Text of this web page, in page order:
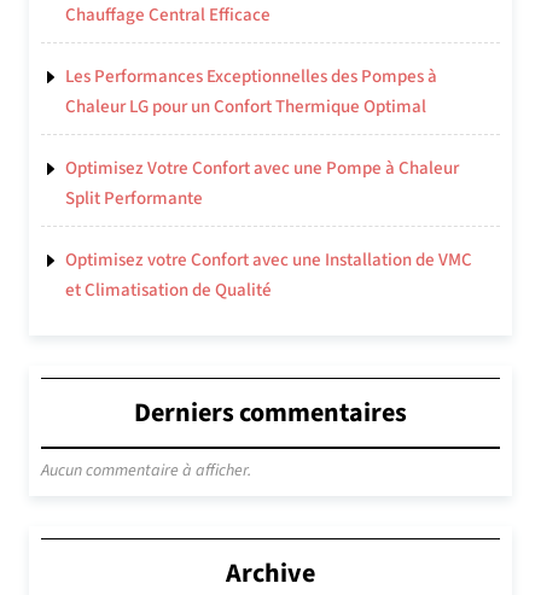
Chauffage Central Efficace
Les Performances Exceptionnelles des Pompes à
Chaleur LG pour un Confort Thermique Optimal
Optimisez Votre Confort avec une Pompe à Chaleur
Split Performante
Optimisez votre Confort avec une Installation de VMC
et Climatisation de Qualité
Derniers commentaires
Aucun commentaire à afficher.
Archive